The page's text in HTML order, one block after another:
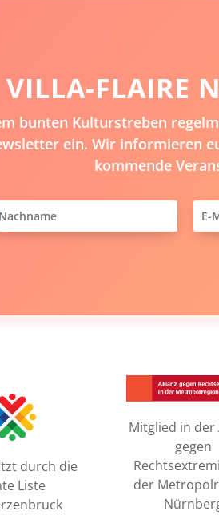
VILLA-FLAIRE
bunten Kulturstreben
ein. Wir informieren
kommende
durch die
Liste
Mitglied in der
gegen
der